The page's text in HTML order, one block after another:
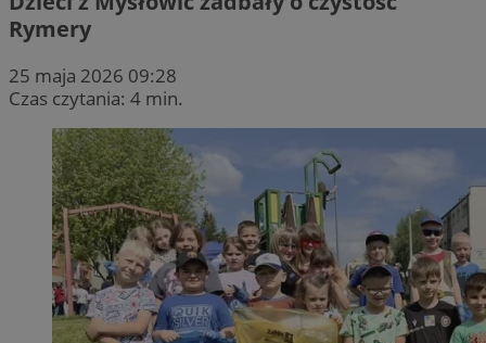
Rymery
25 maja 2026 09:28
Czas czytania: 4 min.